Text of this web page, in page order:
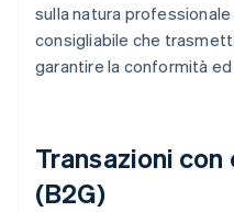
sulla natura
consigliabile che
garantire la conformità
Transazioni
(B2G)